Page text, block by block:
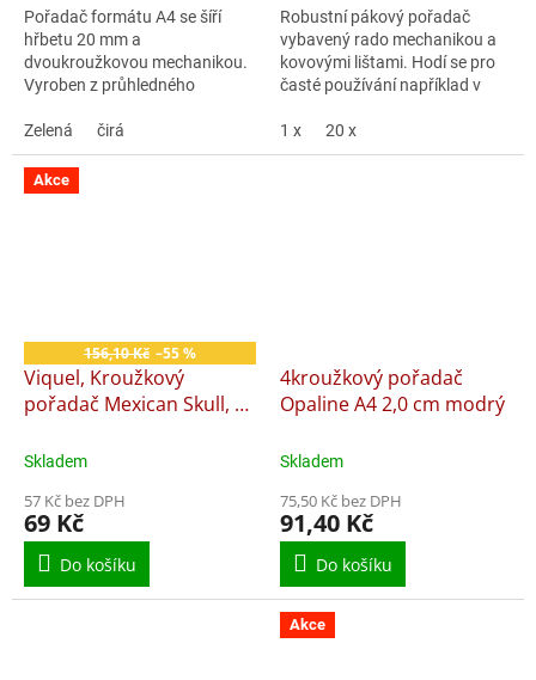
Pořadač formátu A4 se šíří
hřbetu 20 mm a
dvoukroužkovou mechanikou.
Vyroben z průhledného
mic v široké škále barev.
Zelená čirá
Robustní pákový pořadač
vybavený rado mechanikou a
kovovými lištami. Hodí se pro
časté používání například v
výrobek Balení 20ks
1 x 20 x
Akce
156,10 Kč –55 %
Viquel, Kroužkový
pořadač Mexican Skull, 4
Skladem
57 Kč bez DPH
69 Kč
Do košíku
4kroužkový pořadač
Opaline A4 2,0 cm modrý
Skladem
75,50 Kč bez DPH
91,40 Kč
Do košíku
Akce